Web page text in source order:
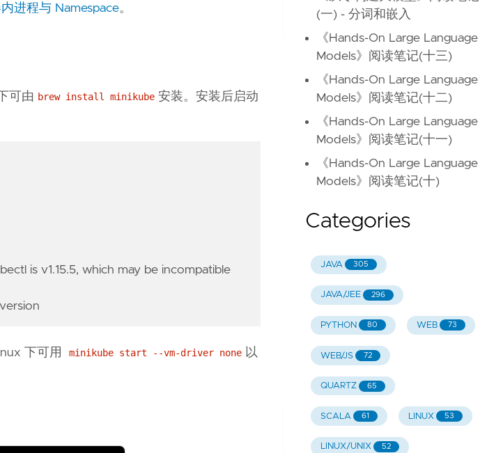
进程与 Namespace。
可由 brew install minikube 安装。安装后启动
is v1.15.5, which may be incompatible
下可用 minikube start --vm-driver none 以
(一) - 分词和嵌入
《Hands-On Large Language
Models》阅读笔记(十三)
《Hands-On Large Language
Models》阅读笔记(十二)
《Hands-On Large Language
Models》阅读笔记(十一)
《Hands-On Large Language
Models》阅读笔记(十)
Categories
JAVA 305
JAVA/JEE 296
PYTHON 80 WEB 73
WEB/JS 72
QUARTZ 65
SCALA 61 LINUX 53
LINUX/UNIX 52